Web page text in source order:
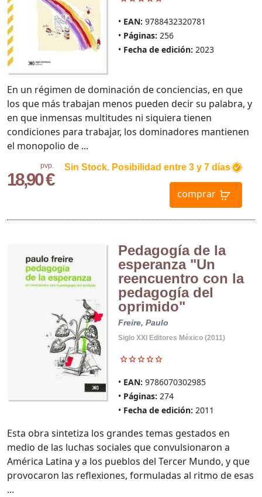
EAN: 9788432320781
Páginas: 256
Fecha de edición: 2023
pvp.
18,90 €
Sin Stock. Posibilidad entre 3 y 7 días
comprar
En un régimen de dominación de conciencias, en que
los que más trabajan menos pueden decir su palabra, y
en que inmensas multitudes ni siquiera tienen
condiciones para trabajar, los dominadores mantienen
el monopolio de ...
Pedagogía de la
esperanza "Un
reencuentro con la
pedagogía del
oprimido"
Freire, Paulo
Siglo XXI Editores México (2011)
EAN: 9786070302985
Páginas: 274
Fecha de edición: 2011
Esta obra sintetiza los grandes temas gestados en
medio de las luchas sociales que convulsionaron a
América Latina y a los pueblos del Tercer Mundo, y que
provocaron las reflexiones, formuladas al ritmo de esas
...